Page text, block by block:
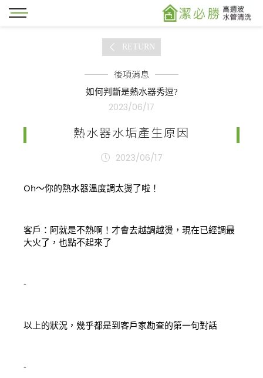
RETURN
後項消息
如何判斷是熱水器秀逗?
2023/06/17
熱水器水垢產生原因
2023/06/17
Oh～你的熱水器溫度調太燙了啦！
客戶：阿就是不熱啊！才會去越調越燙，現在已經調最
大火了，也點不起來了
-
以上的狀況，幾乎都是到客戶家勘查的第一句對話
-